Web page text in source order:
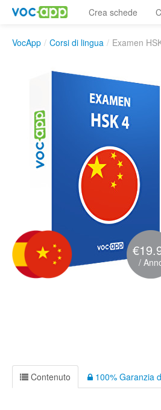
Crea schede
VocApp / Corsi di lingua / Examen
/
Contenuto 100% Garanzia